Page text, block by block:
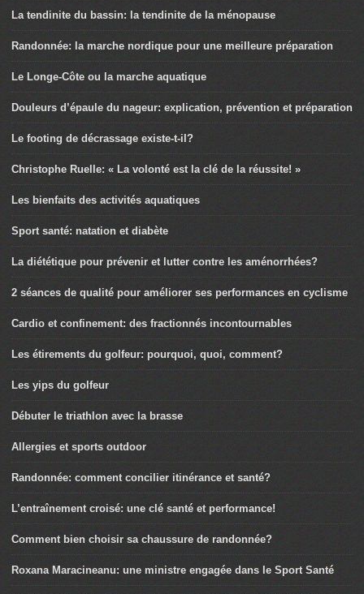
La tendinite du bassin: la tendinite de la ménopause
Randonnée: la marche nordique pour une meilleure préparation
Le Longe-Côte ou la marche aquatique
Douleurs d’épaule du nageur: explication, prévention et préparation
Le footing de décrassage existe-t-il?
Christophe Ruelle: « La volonté est la clé de la réussite! »
Les bienfaits des activités aquatiques
Sport santé: natation et diabète
La diététique pour prévenir et lutter contre les aménorrhées?
2 séances de qualité pour améliorer ses performances en cyclisme
Cardio et confinement: des fractionnés incontournables
Les étirements du golfeur: pourquoi, quoi, comment?
Les yips du golfeur
Débuter le triathlon avec la brasse
Allergies et sports outdoor
Randonnée: comment concilier itinérance et santé?
L’entraînement croisé: une clé santé et performance!
Comment bien choisir sa chaussure de randonnée?
Roxana Maracineanu: une ministre engagée dans le Sport Santé